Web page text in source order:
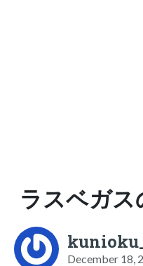
ラスベガス
December 18,